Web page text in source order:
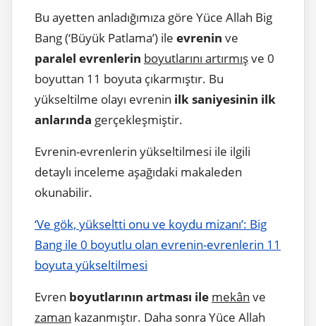
Bu ayetten anladığımıza göre Yüce Allah Big
Bang (‘Büyük Patlama’) ile evrenin ve
paralel evrenlerin boyutlarını artırmışve 0
boyuttan 11 boyuta çıkarmıştır. Bu
yükseltilme olayı evrenin ilk saniyesinin ilk
anlarında gerçekleşmiştir.
Evrenin-evrenlerin yükseltilmesi ile ilgili
detaylı inceleme aşağıdaki makaleden
okunabilir.
‘Ve gök, yükseltti onu ve koydu mizanı’: Big
Bang ile 0 boyutlu olan evrenin-evrenlerin 11
boyuta yükseltilmesi
Evren boyutlarının artması ile mekân ve
zaman kazanmıştır. Daha sonra Yüce Allah